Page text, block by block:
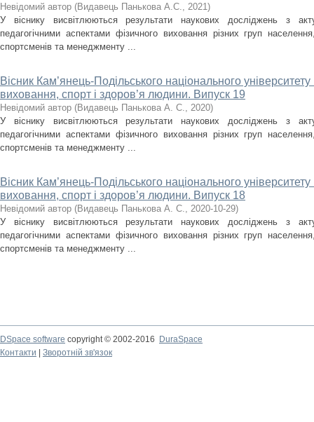
Невідомий автор (Видавець Панькова А.С., 2021)
У віснику висвітлюються результати наукових досліджень з
педагогічними аспектами фізичного виховання різних груп населення,
спортсменів та менеджменту ...
Вісник Кам’янець-Подільського національного університету
виховання, спорт і здоров’я людини. Випуск 19
Невідомий автор (Видавець Панькова А. С., 2020)
У віснику висвітлюються результати наукових досліджень з
педагогічними аспектами фізичного виховання різних груп населення,
спортсменів та менеджменту ...
Вісник Кам’янець-Подільського національного університету
виховання, спорт і здоров’я людини. Випуск 18
Невідомий автор (Видавець Панькова А. С., 2020-10-29)
У віснику висвітлюються результати наукових досліджень з
педагогічними аспектами фізичного виховання різних груп населення,
спортсменів та менеджменту ...
DSpace software copyright © 2002-2016
DuraSpace
Контакти
Зворотній зв'язок